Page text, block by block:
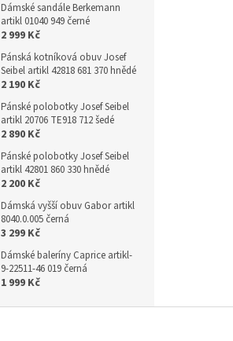
Dámské sandále Berkemann
artikl 01040 949 černé
2 999 Kč
Pánská kotníková obuv Josef
Seibel artikl 42818 681 370 hnědé
2 190 Kč
Pánské polobotky Josef Seibel
artikl 20706 TE918 712 šedé
2 890 Kč
Pánské polobotky Josef Seibel
artikl 42801 860 330 hnědé
2 200 Kč
Dámská vyšší obuv Gabor artikl
8040.0.005 černá
3 299 Kč
Dámské baleríny Caprice artikl-
9-22511-46 019 černá
1 999 Kč